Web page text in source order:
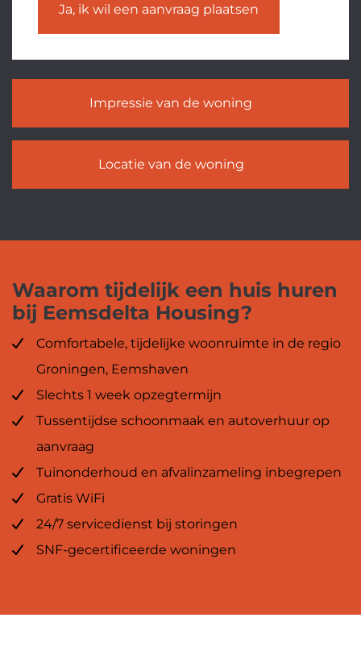
Ja, ik wil een aanvraag plaatsen
Impressie van de woning
Locatie van de woning
Waarom tijdelijk een huis huren
bij Eemsdelta Housing?
Comfortabele, tijdelijke woonruimte in de regio
Groningen, Eemshaven
Slechts 1 week opzegtermijn
Tussentijdse schoonmaak en autoverhuur op
aanvraag
Tuinonderhoud en afvalinzameling inbegrepen
Gratis WiFi
24/7 servicedienst bij storingen
SNF-gecertificeerde woningen